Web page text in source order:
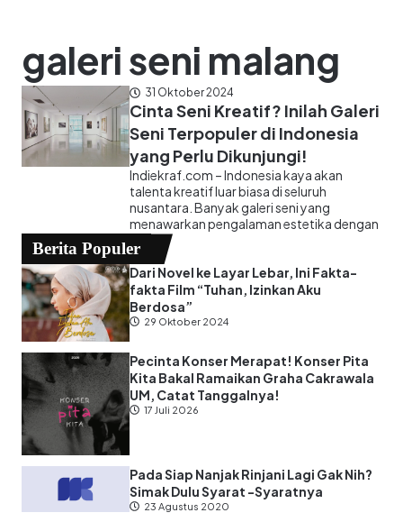
galeri seni malang
31 Oktober 2024
Cinta Seni Kreatif? Inilah Galeri
Seni Terpopuler di Indonesia
yang Perlu Dikunjungi!
Indiekraf.com – Indonesia kaya akan
talenta kreatif luar biasa di seluruh
nusantara. Banyak galeri seni yang
menawarkan pengalaman estetika dengan
Berita Populer
Dari Novel ke Layar Lebar, Ini Fakta-
fakta Film “Tuhan, Izinkan Aku
Berdosa”
29 Oktober 2024
Pecinta Konser Merapat! Konser Pita
Kita Bakal Ramaikan Graha Cakrawala
UM, Catat Tanggalnya!
17 Juli 2026
Pada Siap Nanjak Rinjani Lagi Gak Nih?
Simak Dulu Syarat -Syaratnya
23 Agustus 2020